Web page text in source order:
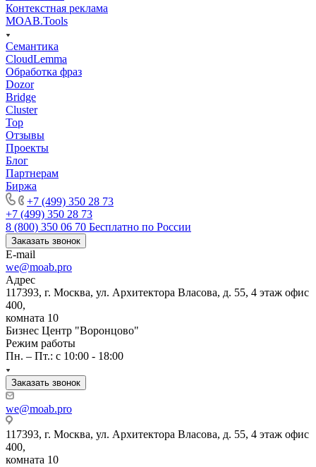
Контекстная реклама
MOAB.Tools
Семантика
CloudLemma
Обработка фраз
Dozor
Bridge
Cluster
Top
Отзывы
Проекты
Блог
Партнерам
Биржа
+7 (499) 350 28 73
+7 (499) 350 28 73
8 (800) 350 06 70 Бесплатно по России
Заказать звонок
E-mail
we@moab.pro
Адрес
117393, г. Москва, ул. Архитектора Власова, д. 55, 4 этаж офис
400,
комната 10
Бизнес Центр "Воронцово"
Режим работы
Пн. – Пт.: с 10:00 - 18:00
Заказать звонок
we@moab.pro
117393, г. Москва, ул. Архитектора Власова, д. 55, 4 этаж офис
400,
комната 10